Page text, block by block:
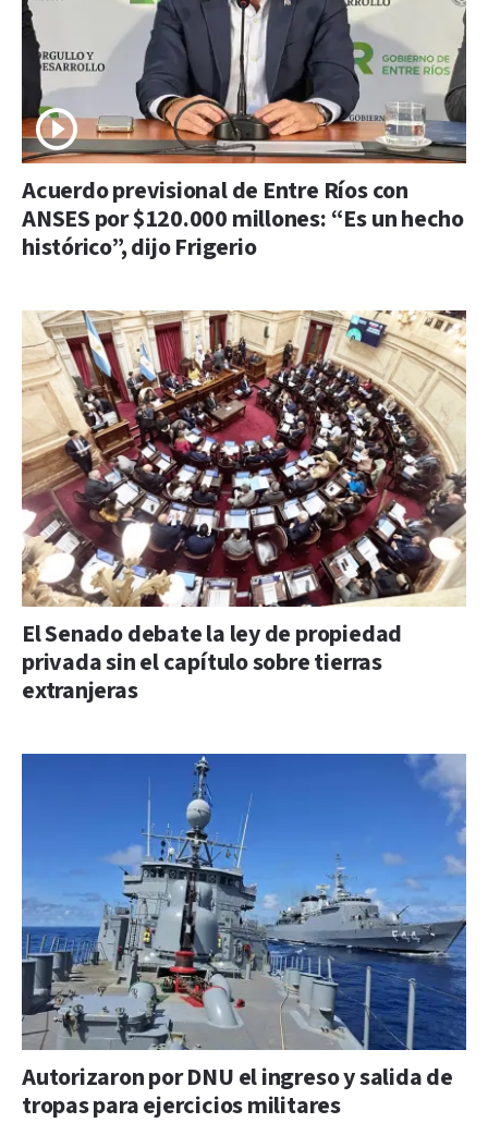
Acuerdo previsional de Entre Ríos con
ANSES por $120.000 millones: “Es un hecho
histórico”, dijo Frigerio
El Senado debate la ley de propiedad
privada sin el capítulo sobre tierras
extranjeras
Autorizaron por DNU el ingreso y salida de
tropas para ejercicios militares